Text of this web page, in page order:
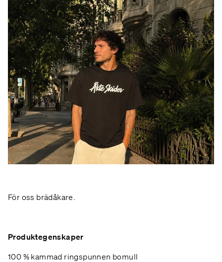
För oss brädåkare.
Produktegenskaper
100 % kammad ringspunnen bomull